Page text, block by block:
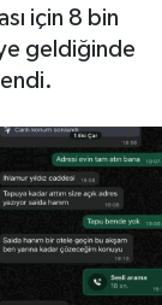
için 8 bin
geldiğinde